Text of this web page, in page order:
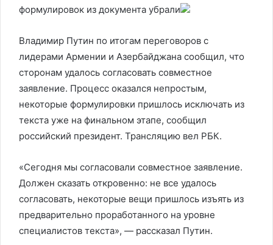
формулировок из документа убрали
Владимир Путин по итогам переговоров с
лидерами Армении и Азербайджана сообщил, что
сторонам удалось согласовать совместное
заявление. Процесс оказался непростым,
некоторые формулировки пришлось исключать из
текста уже на финальном этапе, сообщил
российский президент. Трансляцию вел РБК.
«Сегодня мы согласовали совместное заявление.
Должен сказать откровенно: не все удалось
согласовать, некоторые вещи пришлось изъять из
предварительно проработанного на уровне
специалистов текста», — рассказал Путин.